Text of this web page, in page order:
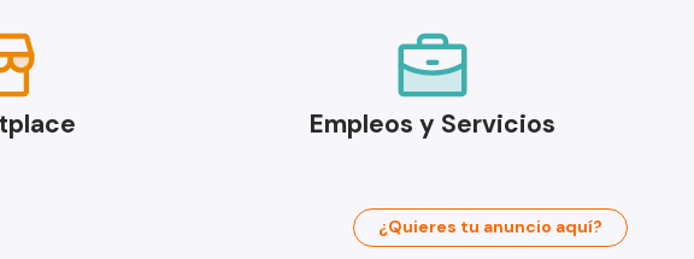
Empleos y Servicios
¿Quieres tu anuncio aquí?